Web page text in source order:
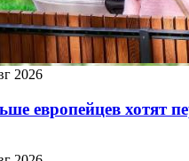
2026
европейцев хотят